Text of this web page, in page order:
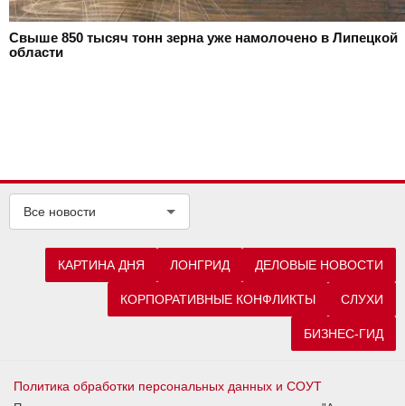
Свыше 850 тысяч тонн зерна уже намолочено в Липецкой
области
Все новости
КАРТИНА ДНЯ ЛОНГРИД ДЕЛОВЫЕ НОВОСТИ
КОРПОРАТИВНЫЕ КОНФЛИКТЫ СЛУХИ
БИЗНЕС-ГИД
Политика обработки персональных данных и СОУТ